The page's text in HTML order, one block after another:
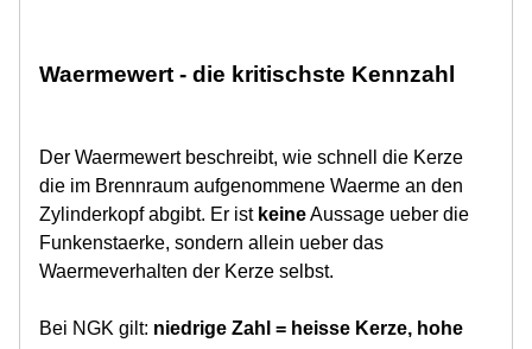
Waermewert - die kritischste Kennzahl
Der Waermewert beschreibt, wie schnell die Kerze
die im Brennraum aufgenommene Waerme an den
Zylinderkopf abgibt. Er ist keineAussage ueber die
Funkenstaerke, sondern allein ueber das
Waermeverhalten der Kerze selbst.
Bei NGK gilt: niedrige Zahl = heisse Kerze, hohe